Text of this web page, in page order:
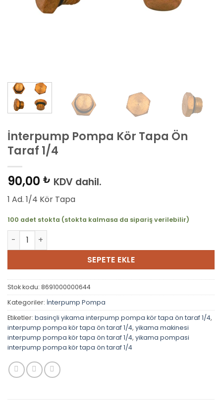
İnterpump Pompa Kör Tapa Ön
Taraf 1/4
90,00 ₺ KDV dahil.
1 Ad. 1/4 Kör Tapa
100 adet stokta (stokta kalmasa da sipariş verilebilir)
İnterpump Pompa Kör Tapa Ön Taraf 1/4 adet
SEPETE EKLE
Stok kodu: 8691000000644
Kategoriler: İnterpump Pompa
Etiketler: basinçli yikama interpump pompa kör tapa ön taraf 1/4,
interpump pompa kör tapa ön taraf 1/4, yikama makinesi
interpump pompa kör tapa ön taraf 1/4, yikama pompasi
interpump pompa kör tapa ön taraf 1/4